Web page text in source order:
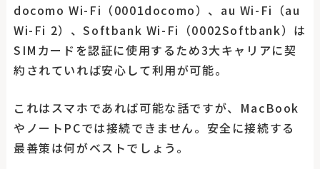
docomo Wi-Fi（0001docomo）、au Wi-Fi（au
Wi-Fi 2）、Softbank Wi-Fi（0002Softbank）は
SIMカードを認証に使用するため3大キャリアに契
約されていれば安心して利用が可能。
これはスマホであれば可能な話ですが、MacBook
やノートPCでは接続できません。安全に接続する
最善策は何がベストでしょう。